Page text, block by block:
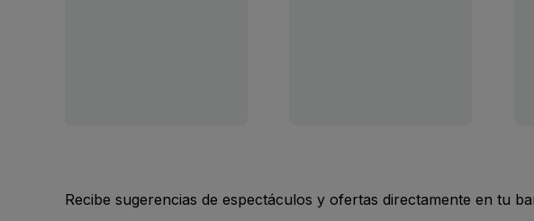
Recibe sugerencias de espectáculos y ofertas directamente en tu